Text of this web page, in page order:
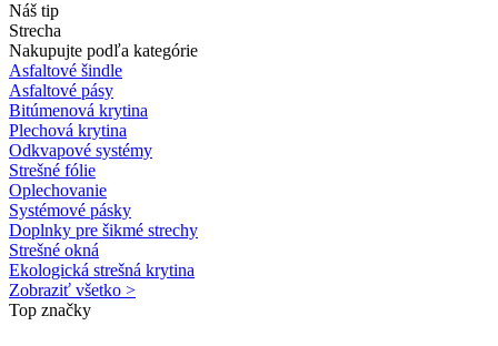
Náš tip
Strecha
Nakupujte podľa kategórie
Asfaltové šindle
Asfaltové pásy
Bitúmenová krytina
Plechová krytina
Odkvapové systémy
Strešné fólie
Oplechovanie
Systémové pásky
Doplnky pre šikmé strechy
Strešné okná
Ekologická strešná krytina
Zobraziť všetko >
Top značky